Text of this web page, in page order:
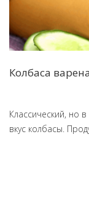
Колбаса
Классический, но
вкус колбасы.